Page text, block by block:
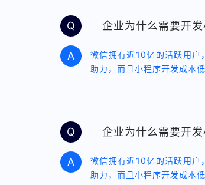
Q 企业为什么需要开发
A
微信拥有近10亿的活跃用户
助力，而且小程序开发成本
Q 企业为什么需要开发
A
微信拥有近10亿的活跃用户
助力，而且小程序开发成本